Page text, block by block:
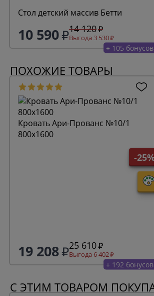
Стол детский массив Бетти
10 590 14 120
Выгода 3 530
+ 105 бонусов
ПОХОЖИЕ ТОВАРЫ
-25%
Кровать Ари-Прованс №10/1
800х1600
19 208 25 610
Выгода 6 402
+ 192 бонусов
С ЭТИМ ТОВАРОМ